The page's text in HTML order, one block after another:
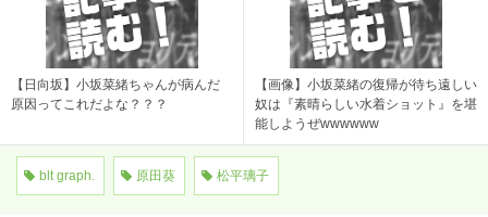
【日向坂】小坂菜緒ちゃんが病んだ
原因ってこれだよな？？？
【画像】小坂菜緒の復帰が待ち遠しい
奴は『素晴らしい水着ショット』を堪
能しようぜwwwwww
blt graph. 原田葵 松平璃子